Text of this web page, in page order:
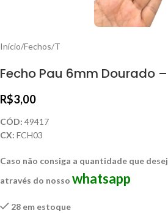
Início/Fechos/T
Fecho Pau 6mm Dourado
R$3,00
CÓD: 49417
CX: FCH03
Caso não consiga a quantidade que
através do nosso whatsapp
28 em estoque